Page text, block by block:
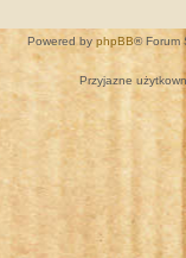
Powered by phpBB® Forum
Przyjazne